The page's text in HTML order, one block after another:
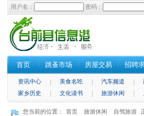
用户名： 密码：
首页 跳蚤市场 房屋交易 招聘
资讯中心 美食名吃 汽车频道
家乡历史
文化读书 旅游休闲
您当前的位置： 首页 旅游休闲 自驾旅游